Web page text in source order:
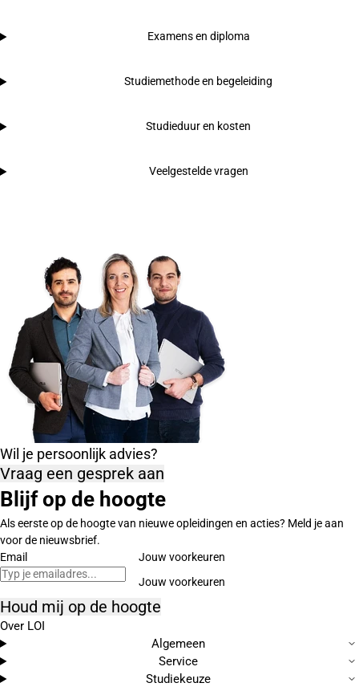
Examens en diploma
Studiemethode en begeleiding
Studieduur en kosten
Veelgestelde vragen
Wil je persoonlijk advies?
Vraag een gesprek aan
Blijf op de hoogte
Als eerste op de hoogte van nieuwe opleidingen en acties? Meld je aan
voor de nieuwsbrief.
Email
Jouw voorkeuren
Houd mij op de hoogte
Over LOI
Algemeen
Service
Studiekeuze